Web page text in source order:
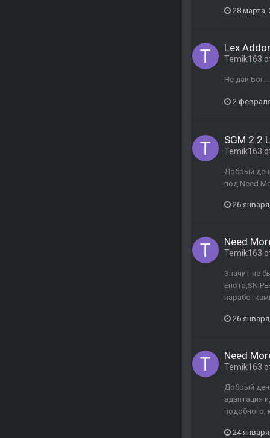
28 марта,
Lex
Temik163
Не дай Бог...
2
SGM 2.2
Temik163
Добрый
под Need
26
Need
Temik163
Значит не
26
Need
Temik163
Добрый
адаптация
подобного,
24